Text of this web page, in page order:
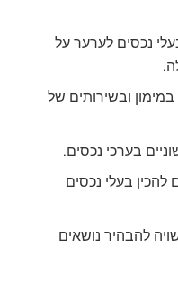
נכסים לערער על
ובשירותים של
בערכי נכסים.
להכין בעלי נכסים
להבהיר נושאים